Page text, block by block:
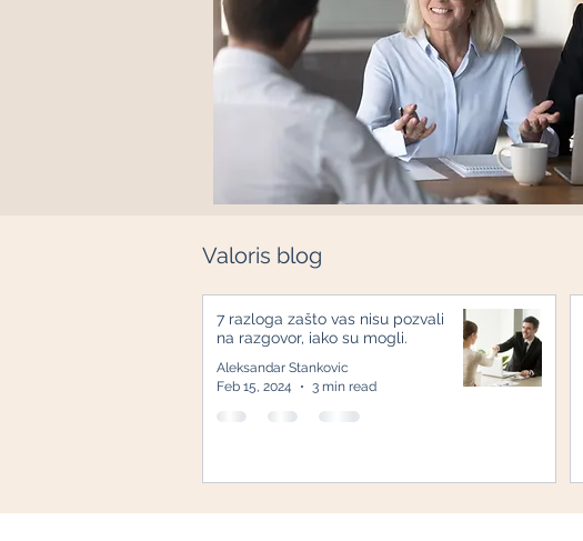
Valoris blog
7 razloga zašto vas nisu pozvali
na razgovor, iako su mogli.
Aleksandar Stankovic
Feb 15, 2024
3 min read